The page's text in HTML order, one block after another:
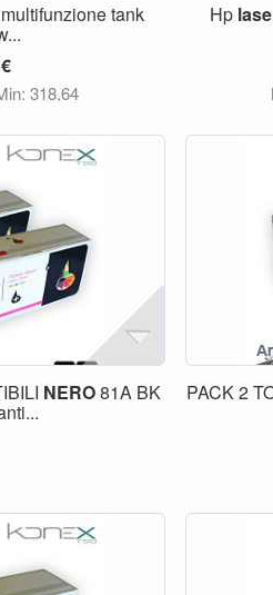
tank
318,64
Hp
NERO81A BK PACK 2